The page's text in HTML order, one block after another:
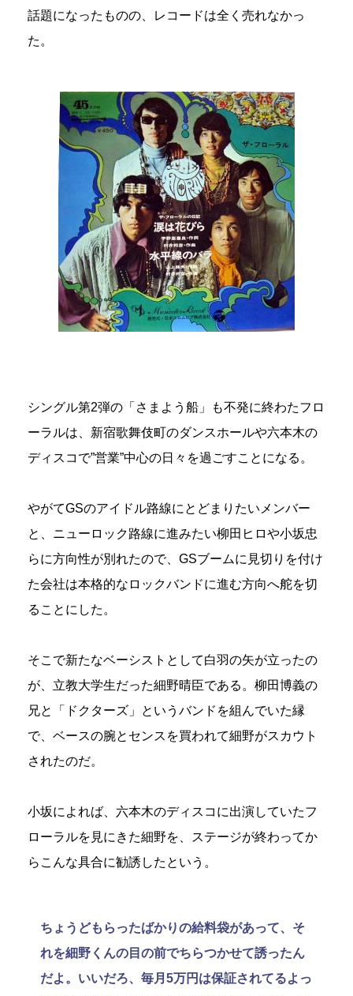
話題になったものの、レコードは全く売れなかっ
た。
シングル第2弾の「さまよう船」も不発に終わたフロ
ーラルは、新宿歌舞伎町のダンスホールや六本木の
ディスコで”営業”中心の日々を過ごすことになる。
やがてGSのアイドル路線にとどまりたいメンバー
と、ニューロック路線に進みたい柳田ヒロや小坂忠
らに方向性が別れたので、GSブームに見切りを付け
た会社は本格的なロックバンドに進む方向へ舵を切
ることにした。
そこで新たなベーシストとして白羽の矢が立ったの
が、立教大学生だった細野晴臣である。柳田博義の
兄と「ドクターズ」というバンドを組んでいた縁
で、ベースの腕とセンスを買われて細野がスカウト
されたのだ。
小坂によれば、六本木のディスコに出演していたフ
ローラルを見にきた細野を、ステージが終わってか
らこんな具合に勧誘したという。
ちょうどもらったばかりの給料袋があって、そ
れを細野くんの目の前でちらつかせて誘ったん
だよ。いいだろ、毎月5万円は保証されてるよっ